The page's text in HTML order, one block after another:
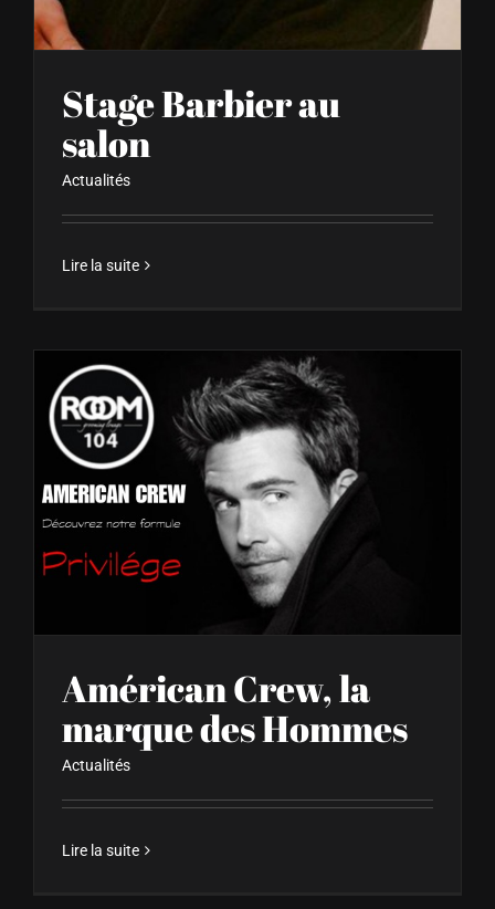
Stage Barbier au
salon
Actualités
Lire la suite
Américan Crew, la
marque des Hommes
Actualités
Lire la suite